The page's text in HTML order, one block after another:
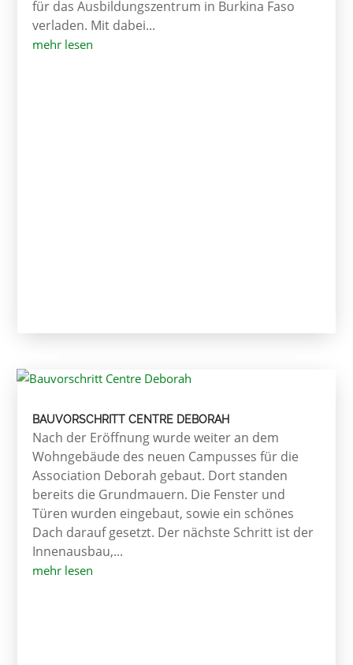
für das Ausbildungszentrum in Burkina Faso
verladen. Mit dabei...
mehr lesen
BAUVORSCHRITT CENTRE DEBORAH
Nach der Eröffnung wurde weiter an dem
Wohngebäude des neuen Campusses für die
Association Deborah gebaut. Dort standen
bereits die Grundmauern. Die Fenster und
Türen wurden eingebaut, sowie ein schönes
Dach darauf gesetzt. Der nächste Schritt ist der
Innenausbau,...
mehr lesen